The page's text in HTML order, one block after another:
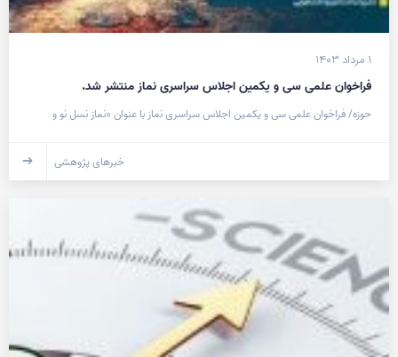
۱ مرداد ۱۴۰۳
فراخوان علمی سی و یکمین اجلاس سراسری نماز منتشر شد.
حوزه/ فراخوان علمی سی و یکمین اجلاس سراسری نماز با عنوان «نماز نسل نو و
خبرهای پژوهشی